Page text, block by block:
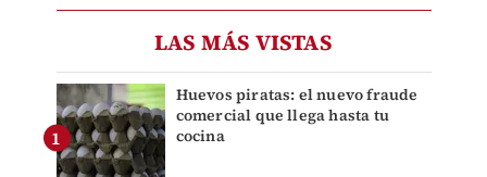
LAS MÁS VISTAS
Huevos piratas: el nuevo fraude
comercial que llega hasta tu
cocina